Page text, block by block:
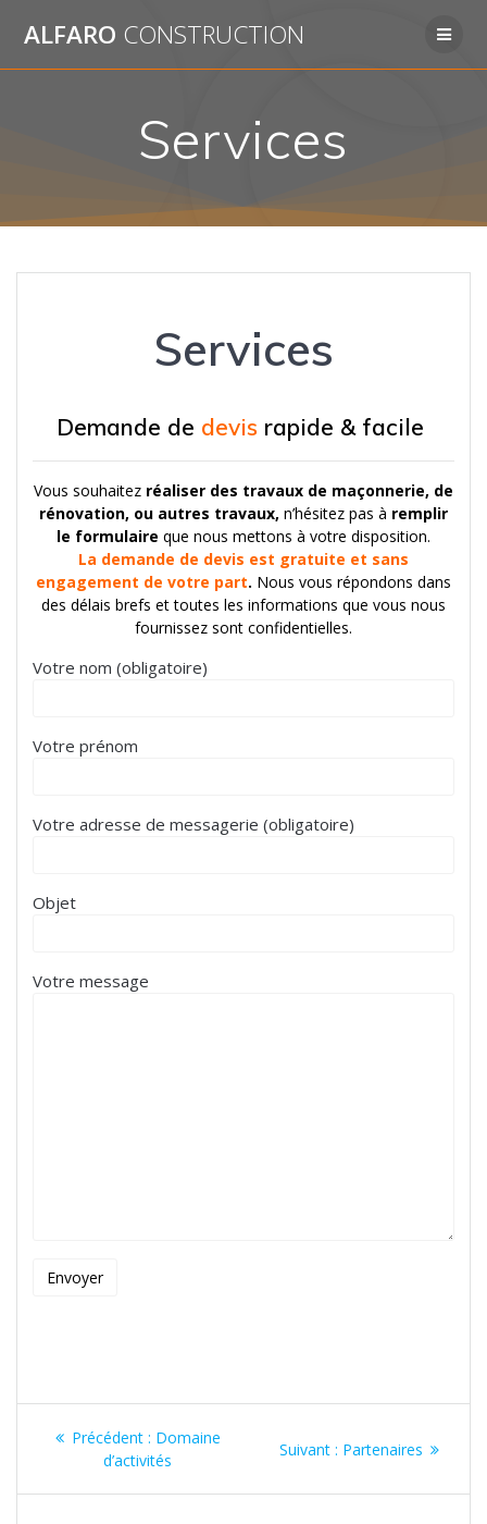
au
ALFARO CONSTRUCTION
Services
Services
Demande de devis rapide & facile
Vous souhaitez réaliser des travaux de maçonnerie, de
rénovation, ou autres travaux, n’hésitez pas à remplir
le formulaire que nous mettons à votre disposition.
La demande de devis est gratuite et sans
engagement de votre part. Nous vous répondons dans
des délais brefs et toutes les informations que vous nous
fournissez sont confidentielles.
Votre nom (obligatoire)
Votre prénom
Votre adresse de messagerie (obligatoire)
Objet
Votre message
Navigation
Précédent : Article
précédent
Domaine
d’activités
Suivant : Article
:
Partenaires